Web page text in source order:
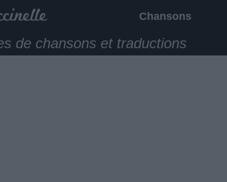
Chansons
de chansons et traductions